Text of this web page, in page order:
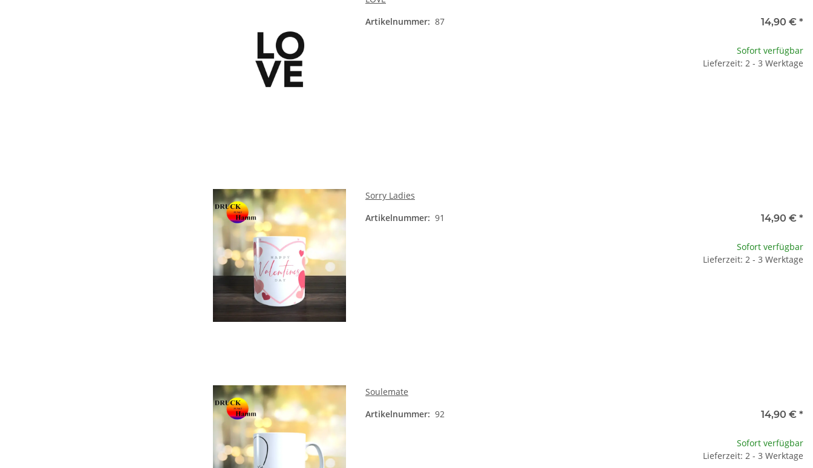
Artikelnummer: 87 14,90 € *
Sofort verfügbar
Lieferzeit: 2 - 3 Werktage
Sorry Ladies
Artikelnummer: 91 14,90 € *
Sofort verfügbar
Lieferzeit: 2 - 3 Werktage
Soulemate
Artikelnummer: 92 14,90 € *
Sofort verfügbar
Lieferzeit: 2 - 3 Werktage